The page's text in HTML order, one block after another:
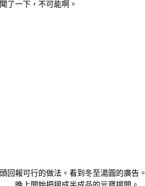
了一下，不可能啊。
回報可行的做法。看到冬至湯圓的廣告。